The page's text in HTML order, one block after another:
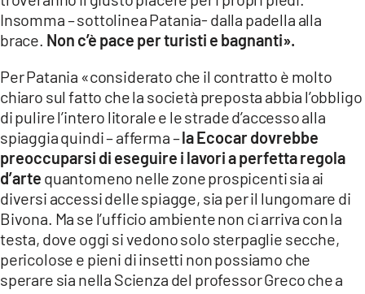
Insomma – sottolinea Patania- dalla padella alla
brace. Non c’è pace per turisti e bagnanti».
Per Patania «considerato che il contratto è molto
chiaro sul fatto che la società preposta abbia l’obbligo
di pulire l’intero litorale e le strade d’accesso alla
spiaggia quindi – afferma –la Ecocar dovrebbe
preoccuparsi di eseguire i lavori a perfetta regola
d’arte quantomeno nelle zone prospicenti sia ai
diversi accessi delle spiagge, sia per il lungomare di
Bivona. Ma se l’ufficio ambiente non ci arriva con la
testa, dove oggi si vedono solo sterpaglie secche,
pericolose e pieni di insetti non possiamo che
sperare sia nella Scienza del professor Greco che a